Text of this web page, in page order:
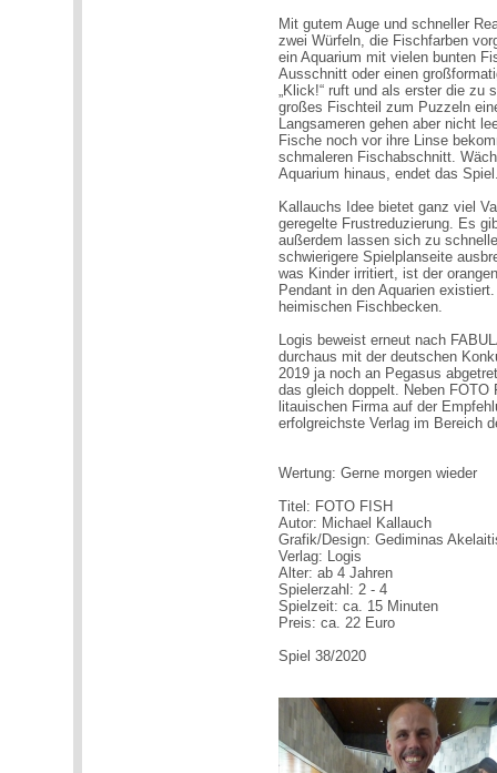
Mit gutem Auge und schneller
zwei Würfeln, die Fischfarben
ein Aquarium mit vielen bunten
Ausschnitt oder einen
„Klick!“ ruft und als erster die
großes Fischteil zum Puzzeln
Langsameren gehen aber nicht
Fische noch vor ihre Linse
schmaleren Fischabschnitt.
Aquarium hinaus, endet das
Kallauchs Idee bietet ganz viel
geregelte Frustreduzierung. Es
außerdem lassen sich zu
schwierigere Spielplanseite
was Kinder irritiert, ist der
Pendant in den Aquarien
heimischen Fischbecken.
Logis beweist erneut nach
durchaus mit der deutschen
2019 ja noch an Pegasus
das gleich doppelt. Neben
litauischen Firma auf der
erfolgreichste Verlag im Bereich
Wertung: Gerne morgen wieder
Titel: FOTO FISH
Autor: Michael Kallauch
Grafik/Design: Gediminas
Verlag: Logis
Alter: ab 4 Jahren
Spielerzahl: 2 - 4
Spielzeit: ca. 15 Minuten
Preis: ca. 22 Euro
Spiel 38/2020